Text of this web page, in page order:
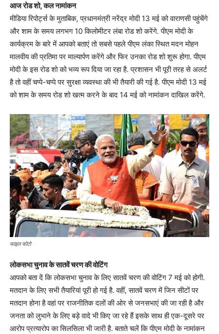
आज रोड शो, कल‌ नामांकन
मीडिया रिपोर्ट्स के मुताबिक, प्रधानमंत्री नरेंद्र मोदी 13 मई को वाराणसी पहुंचेंगे
और शाम के समय लगभग 10 किलोमीटर लंबा रोड शो करेंगे. पीएम मोदी के
कार्यक्रम के बारे में आपको बताएं तो सबसे पहले पीएम लंका स्थित मदन मोहन
मालवीय की प्रतिमा पर माल्यार्पण करेंगे और फिर उनका रोड शो शुरू होगा. पीएम
मोदी के इस रोड शो को भव्य रूप दिया जा रहा है. प्रशासन भी पूरी तरह से अलर्ट
है तो वहीं चप्पे-चप्पे पर सुरक्षा व्यवस्था की भी तैयारी की गई है. पीएम मोदी 13 मई
को शाम के समय रोड शो खत्म करने के बाद 14 मई को नामांकन दाखिल करेंगे.
फाइल फोटो
लोकसभा चुनाव के सातवें चरण की वोटिंग
आपको बता दें कि लोकसभा चुनाव के लिए सातवें चरण की वोटिंग 7 मई को होगी.
मतदान के लिए सभी तैयारियां पूरी हो गई है. वहीं, सातवें चरण में जिन सीटों पर
मतदान होना है वहां पर राजनीतिक दलों की ओर से जनसभाएं की जा रही है और
जनता को लुभाने के लिए बड़े वादे भी किए जा रहे हैं इसके साथ ही एक-दूसरे पर
आरोप प्रत्यारोप का सिलसिला भी जारी है. बताते चलें कि पीएम मोदी के नामांकन